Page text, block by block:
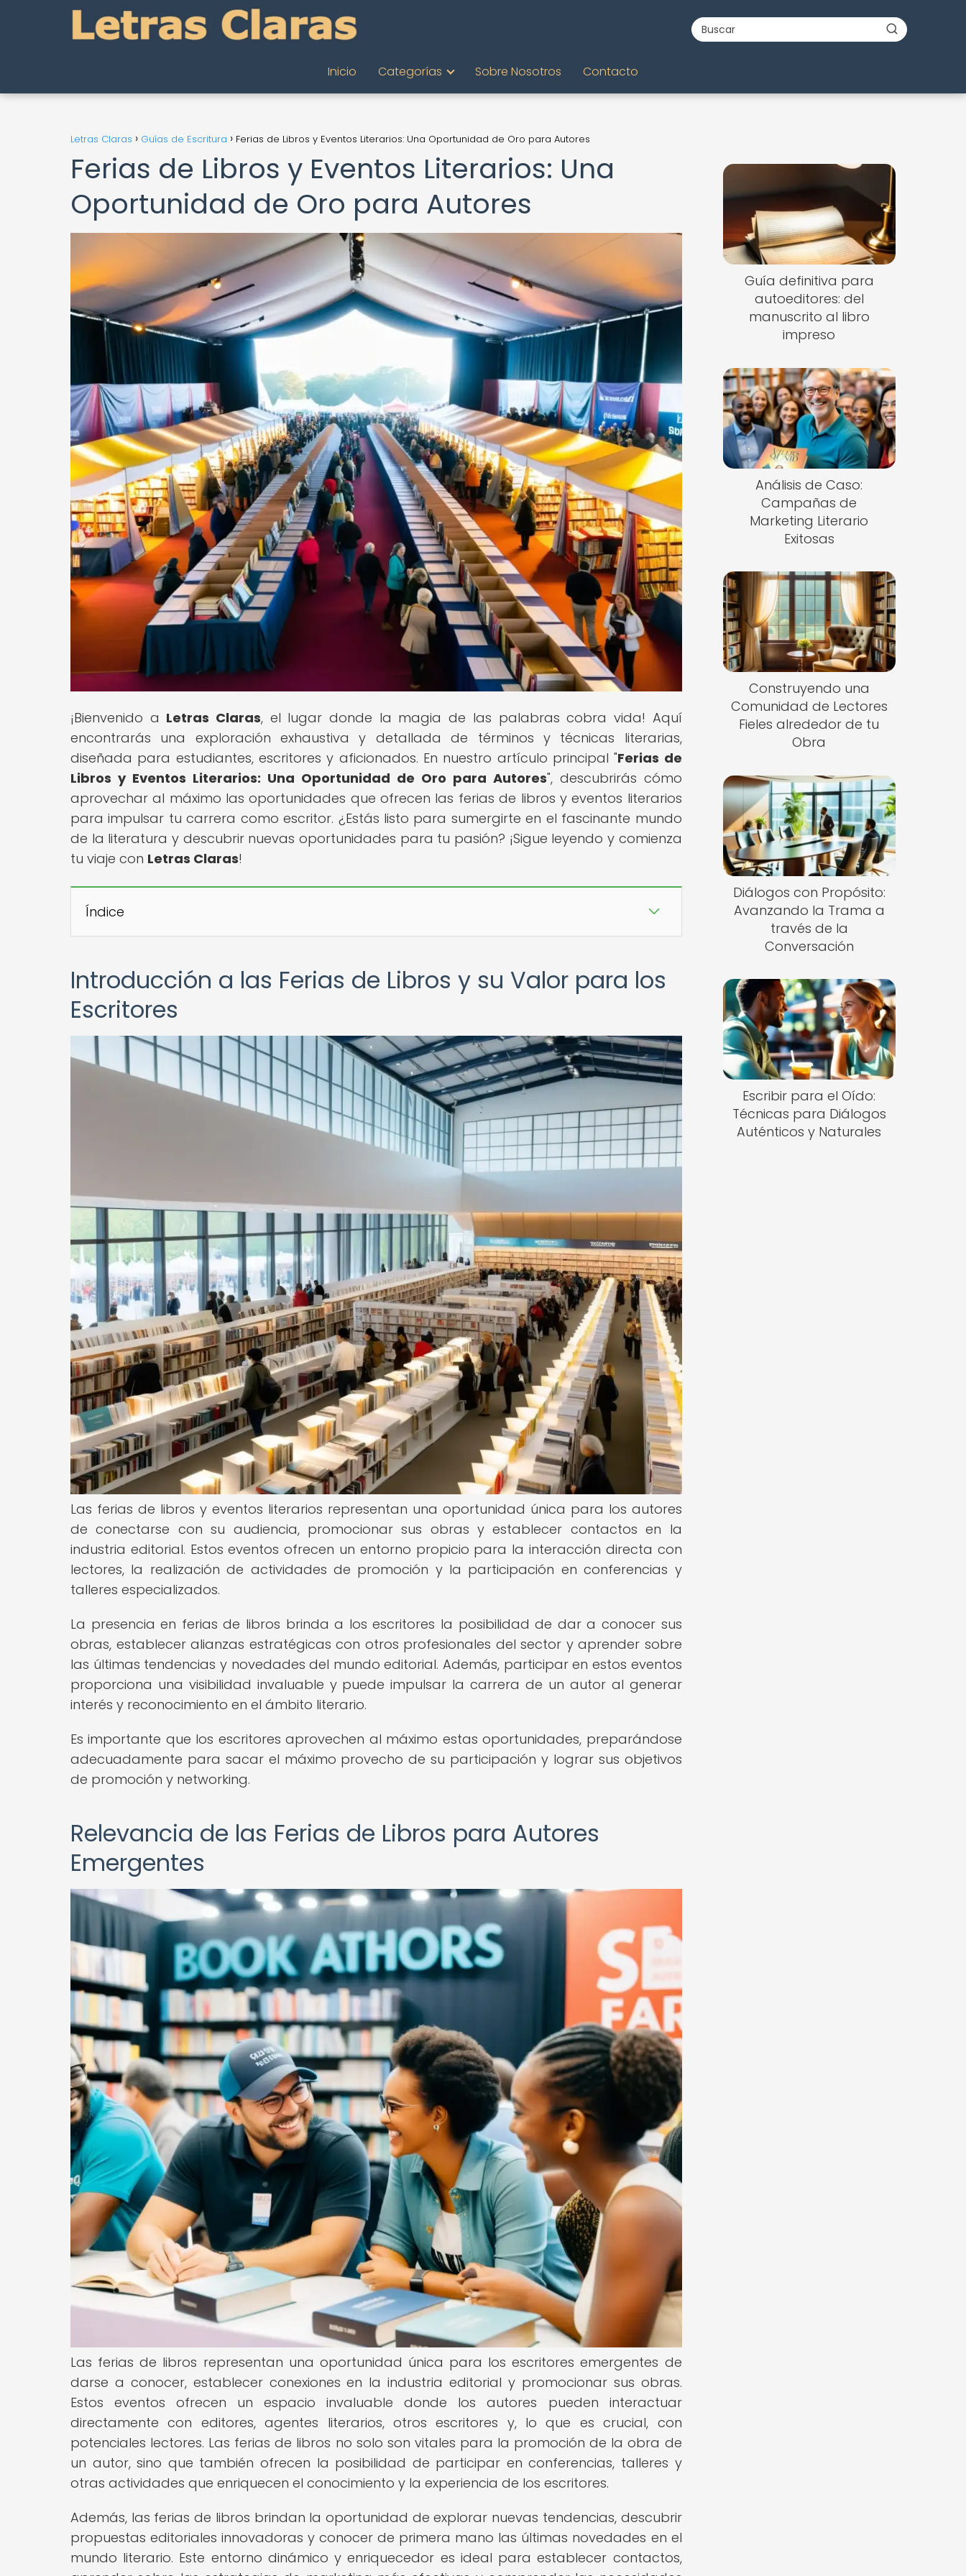
Inicio Categorías Sobre Nosotros Contacto
Letras Claras Guías de Escritura Ferias de Libros y Eventos Literarios: Una Oportunidad de Oro para Autores
Ferias de Libros y Eventos Literarios: Una
Oportunidad de Oro para Autores
¡Bienvenido a Letras Claras, el lugar donde la magia de las palabras cobra vida! Aquí
encontrarás una exploración exhaustiva y detallada de términos y técnicas literarias,
diseñada para estudiantes, escritores y aficionados. En nuestro artículo principal "Ferias de
Libros y Eventos Literarios: Una Oportunidad de Oro para Autores", descubrirás cómo
aprovechar al máximo las oportunidades que ofrecen las ferias de libros y eventos literarios
para impulsar tu carrera como escritor. ¿Estás listo para sumergirte en el fascinante mundo
de la literatura y descubrir nuevas oportunidades para tu pasión? ¡Sigue leyendo y comienza
tu viaje con Letras Claras!
Índice
Introducción a las Ferias de Libros y su Valor para los
Escritores
Las ferias de libros y eventos literarios representan una oportunidad única para los autores
de conectarse con su audiencia, promocionar sus obras y establecer contactos en la
industria editorial. Estos eventos ofrecen un entorno propicio para la interacción directa con
lectores, la realización de actividades de promoción y la participación en conferencias y
talleres especializados.
La presencia en ferias de libros brinda a los escritores la posibilidad de dar a conocer sus
obras, establecer alianzas estratégicas con otros profesionales del sector y aprender sobre
las últimas tendencias y novedades del mundo editorial. Además, participar en estos eventos
proporciona una visibilidad invaluable y puede impulsar la carrera de un autor al generar
interés y reconocimiento en el ámbito literario.
Es importante que los escritores aprovechen al máximo estas oportunidades, preparándose
adecuadamente para sacar el máximo provecho de su participación y lograr sus objetivos
de promoción y networking.
Relevancia de las Ferias de Libros para Autores
Emergentes
Las ferias de libros representan una oportunidad única para los escritores emergentes de
darse a conocer, establecer conexiones en la industria editorial y promocionar sus obras.
Estos eventos ofrecen un espacio invaluable donde los autores pueden interactuar
directamente con editores, agentes literarios, otros escritores y, lo que es crucial, con
potenciales lectores. Las ferias de libros no solo son vitales para la promoción de la obra de
un autor, sino que también ofrecen la posibilidad de participar en conferencias, talleres y
otras actividades que enriquecen el conocimiento y la experiencia de los escritores.
Además, las ferias de libros brindan la oportunidad de explorar nuevas tendencias, descubrir
propuestas editoriales innovadoras y conocer de primera mano las últimas novedades en el
mundo literario. Este entorno dinámico y enriquecedor es ideal para establecer contactos,
Guía definitiva para
autoeditores: del
manuscrito al libro
impreso
Análisis de Caso:
Campañas de
Marketing Literario
Exitosas
Construyendo una
Comunidad de Lectores
Fieles alrededor de tu
Obra
Diálogos con Propósito:
Avanzando la Trama a
través de la
Conversación
Escribir para el Oído:
Técnicas para Diálogos
Auténticos y Naturales